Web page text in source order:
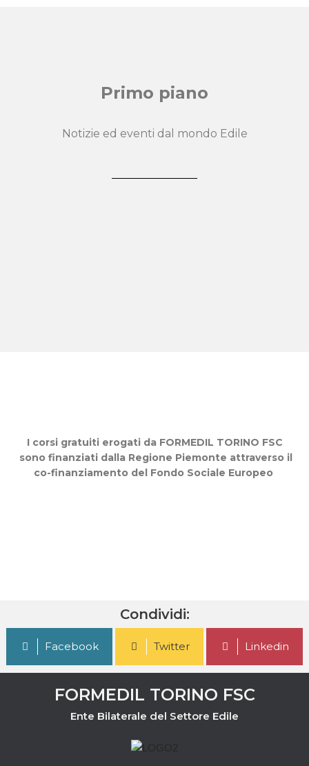
Primo piano
Notizie ed eventi dal mondo Edile
I corsi gratuiti erogati da FORMEDIL TORINO FSC
sono finanziati dalla Regione Piemonte attraverso il
co-finanziamento del Fondo Sociale Europeo
Condividi:
Facebook Twitter Linkedin
FORMEDIL TORINO FSC
Ente Bilaterale del Settore Edile